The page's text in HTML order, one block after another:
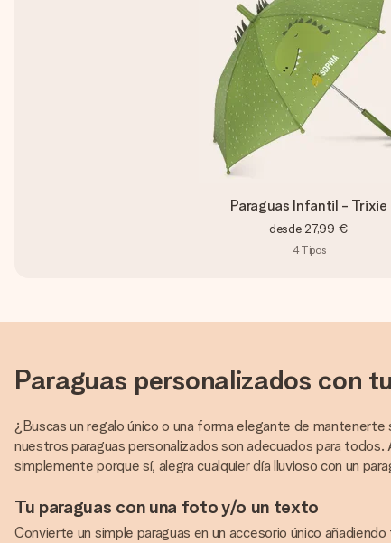
Paraguas Infantil - Trixie
desde 27,99 €
4Tipos
Paraguas personalizados con
¿Buscas un regalo único o una forma elegante de mantenerte
nuestros paraguas personalizados son adecuados para
simplemente porque sí, alegra cualquier día lluvioso con un
Tu paraguas con una foto y/o un texto
Convierte un simple paraguas en un accesorio único